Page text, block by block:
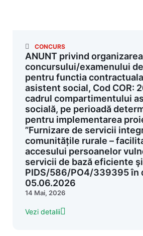
CONCURS
ANUNT privind organizarea
concursului/examenului
pentru functia
asistent social, Cod COR:
cadrul compartimentului
socială, pe perioadă
pentru implementarea
”Furnizare de servicii
comunitățile rurale –
accesului persoanelor
servicii de bază eficiente
PIDS/586/PO4/339395 în
05.06.2026
14 Mai, 2026
Vezi detalii